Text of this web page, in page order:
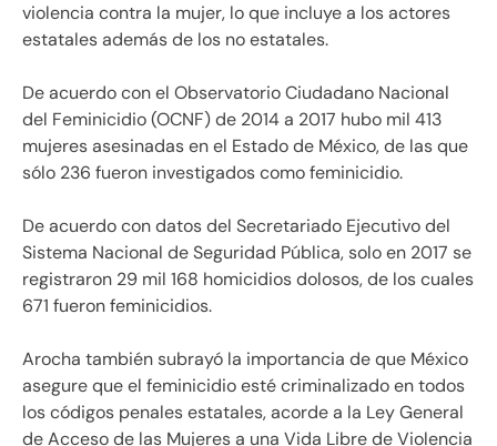
violencia contra la mujer, lo que incluye a los actores
estatales además de los no estatales.
De acuerdo con el Observatorio Ciudadano Nacional
del Feminicidio (OCNF) de 2014 a 2017 hubo mil 413
mujeres asesinadas en el Estado de México, de las que
sólo 236 fueron investigados como feminicidio.
De acuerdo con datos del Secretariado Ejecutivo del
Sistema Nacional de Seguridad Pública, solo en 2017 se
registraron 29 mil 168 homicidios dolosos, de los cuales
671 fueron feminicidios.
Arocha también subrayó la importancia de que México
asegure que el feminicidio esté criminalizado en todos
los códigos penales estatales, acorde a la Ley General
de Acceso de las Mujeres a una Vida Libre de Violencia